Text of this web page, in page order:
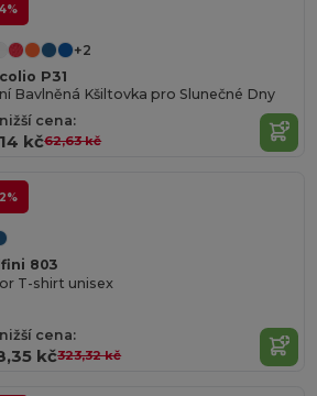
+2
P31
Bavlněná Kšiltovka pro Slunečné Dny
cena:
kč62,63 kč
803
T-shirt unisex
cena:
kč323,32 kč